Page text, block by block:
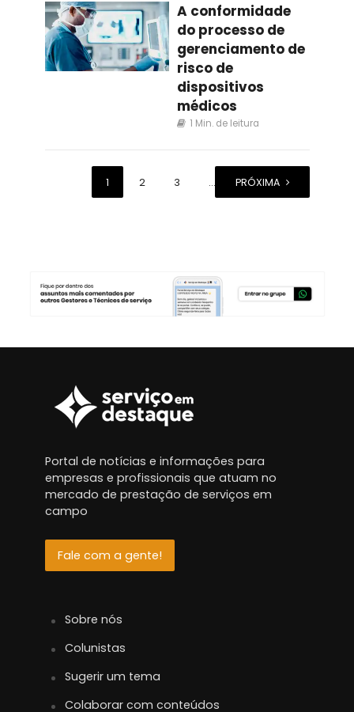
A conformidade
do processo de
gerenciamento de
risco de
dispositivos
médicos
1 Min. de leitura
1 2 3 … 40
PRÓXIMA
Portal de notícias e informações para
empresas e profissionais que atuam no
mercado de prestação de serviços em
campo
Fale com a gente!
Sobre nós
Colunistas
Sugerir um tema
Colaborar com conteúdos